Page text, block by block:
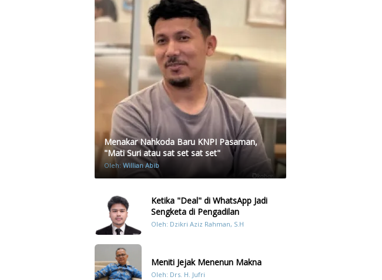
Menakar Nahkoda Baru KNPI Pasaman,
"Mati Suri atau sat set sat set"
Oleh: Willian Abib
Ketika "Deal" di WhatsApp Jadi
Sengketa di Pengadilan
Oleh: Dzikri Aziz Rahman, S.H
Meniti Jejak Menenun Makna
Oleh: Drs. H. Jufri